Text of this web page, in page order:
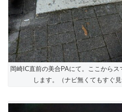
岡崎IC直前の美合PAにて。ここから
します。（ナビ無くてもすぐ